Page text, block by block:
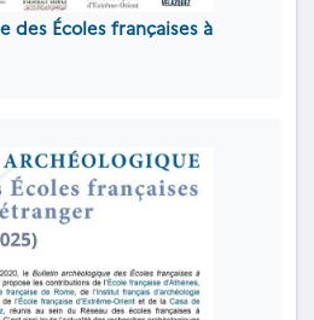
des Écoles françaises à